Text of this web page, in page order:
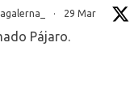
· 29 Mar
Pájaro.